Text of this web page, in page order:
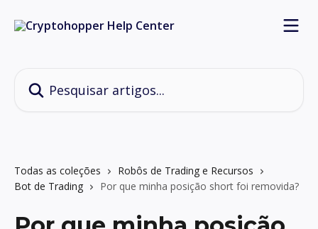
Todas as coleções
Robôs de Trading e Recursos
Bot de Trading
Por que minha posição short foi removida?